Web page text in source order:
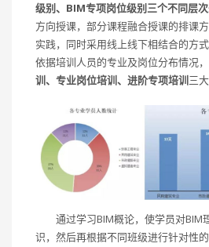
级别、BIM专项岗位级别三个不同层次
方向授课，部分课程融合授课的排课
实践，同时采用线上线下相结合的方
依据培训人员的专业及岗位分布情况
训、专业岗位培训、进阶专项培训三
通过学习BIM概论，使学员对BIM
识，然后再根据不同班级进行针对性